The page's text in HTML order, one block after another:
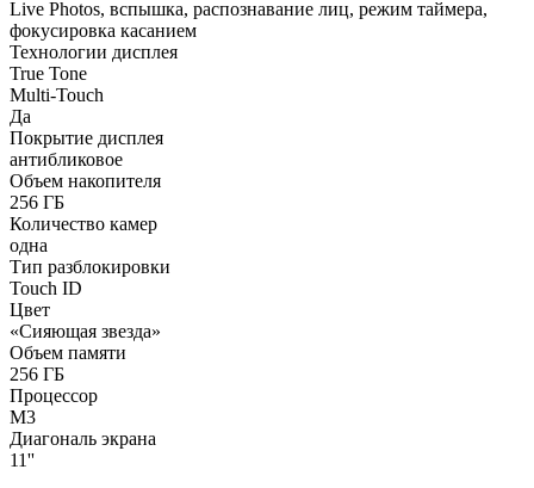
Live Photos, вспышка, распознавание лиц, режим таймера,
фокусировка касанием
Технологии дисплея
True Tone
Multi-Touch
Да
Покрытие дисплея
антибликовое
Объем накопителя
256 ГБ
Количество камер
одна
Тип разблокировки
Touch ID
Цвет
«Сияющая звезда»
Объем памяти
256 ГБ
Процессор
M3
Диагональ экрана
11''